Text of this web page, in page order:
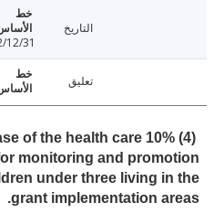
2012/12/31
(4) 10% increase of the health care
for monitoring and
children under three living
grant implementation